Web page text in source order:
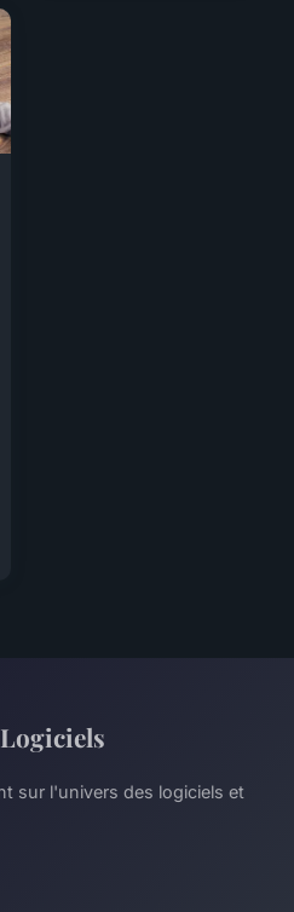
sur l'univers des logiciels et